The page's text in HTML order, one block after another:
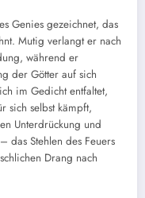
Genies gezeichnet, das
Mutig verlangt er nach
während er
der Götter auf sich
im Gedicht entfaltet,
sich selbst kämpft,
Unterdrückung und
das Stehlen des Feuers
Drang nach